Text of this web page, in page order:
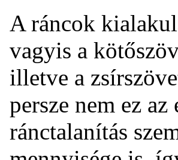
A ráncok
vagyis a
illetve a
persze nem ez
ránctalanítás